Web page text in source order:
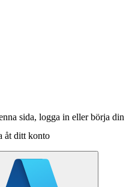
sida, logga in eller börja din
åt ditt konto